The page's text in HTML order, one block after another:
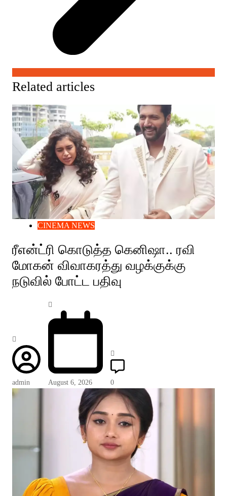
Related articles
CINEMA NEWS
ரீஎன்ட்ரி கொடுத்த கெனிஷா.. ரவி
மோகன் விவாகரத்து வழக்குக்கு
நடுவில் போட்ட பதிவு
admin August 6, 2026 0